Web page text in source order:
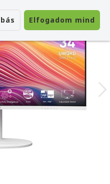
Elfogadom mind